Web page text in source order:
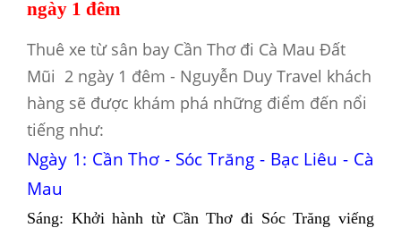
ngày 1 đêm
Thuê xe từ sân bay Cần Thơ đi Cà Mau Đất
Mũi 2 ngày 1 đêm - Nguyễn Duy Travel khách
hàng sẽ được khám phá những điểm đến nổi
tiếng như:
Ngày 1: Cần Thơ - Sóc Trăng - Bạc Liêu - Cà
Mau
Sáng: Khởi hành từ Cần Thơ đi Sóc Trăng viếng